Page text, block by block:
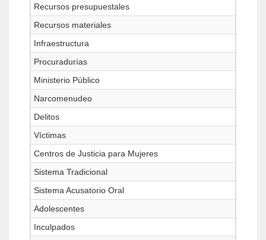
Recursos presupuestales
Recursos materiales
Infraestructura
Procuradurías
Ministerio Público
Narcomenudeo
Delitos
Víctimas
Centros de Justicia para Mujeres
Sistema Tradicional
Sistema Acusatorio Oral
Adolescentes
Inculpados